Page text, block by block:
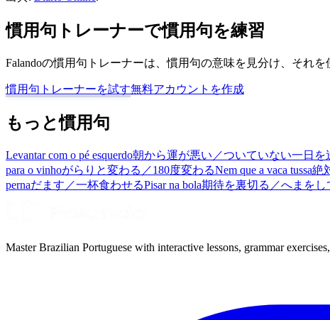
慣用句トレーナーで慣用句を練習
Falandoの慣用句トレーナーは、慣用句の意味を見分け、それ
慣用句トレーナーを試す無料アカウントを作成
もっと慣用句
Levantar com o pé esquerdo朝から運が悪い／ついていない一日を
para o vinhoがらりと変わる／180度変わるNem que a vaca tussa絶
pernaだます／一杯食わせるPisar na bola期待を裏切る／へまをし
Master Brazilian Portuguese with interactive lessons, grammar